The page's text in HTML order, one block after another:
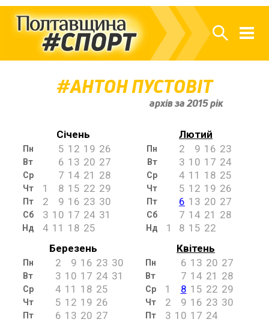
АНТОН ПУСТОВІТ
архів за 2015 рік
Січень
Пн 5 12 19 26
Вт 6 13 20 27
Ср 7 14 21 28
Чт 1 8 15 22 29
Пт 2 9 16 23 30
Сб 3 10 17 24 31
Нд 4 11 18 25
Лютий
Пн 2 9 16 23
Вт 3 10 17 24
Ср 4 11 18 25
Чт 5 12 19 26
Пт 6 13 20 27
Сб 7 14 21 28
Нд 1 8 15 22
Березень
Пн 2 9 16 23 30
Вт 3 10 17 24 31
Ср 4 11 18 25
Чт 5 12 19 26
Пт 6 13 20 27
Квітень
Пн 6 13 20 27
Вт 7 14 21 28
Ср 1 8 15 22 29
Чт 2 9 16 23 30
Пт 3 10 17 24